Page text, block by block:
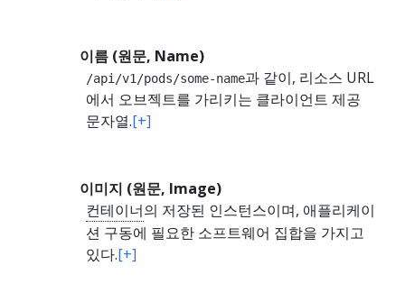
이름 (원문, Name)
/api/v1/pods/some-name과 같이, 리소스 URL
에서 오브젝트를 가리키는 클라이언트 제공
문자열.[+]
이미지 (원문, Image)
컨테이너의 저장된 인스턴스이며, 애플리케이
션 구동에 필요한 소프트웨어 집합을 가지고
있다.[+]